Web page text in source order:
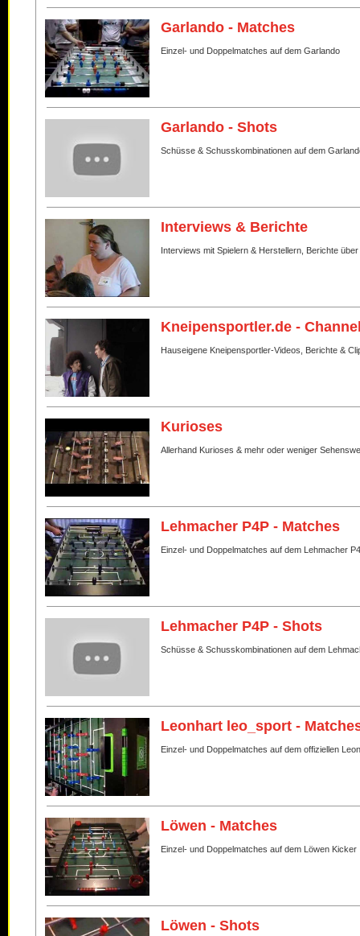
Garlando - Matches
Einzel- und Doppelmatches auf dem Garlando
Garlando - Shots
Schüsse & Schusskombinationen auf dem
Interviews & Berichte
Interviews mit Spielern & Herstellern, Berichte
Kneipensportler.de -
Hauseigene Kneipensportler-Videos, Berichte &
Kurioses
Allerhand Kurioses & mehr oder weniger
Lehmacher P4P - Matches
Einzel- und Doppelmatches auf dem Lehmacher
Lehmacher P4P - Shots
Schüsse & Schusskombinationen auf dem
Leonhart leo_sport -
Einzel- und Doppelmatches auf dem offiziellen
Löwen - Matches
Einzel- und Doppelmatches auf dem Löwen Kicker
Löwen - Shots